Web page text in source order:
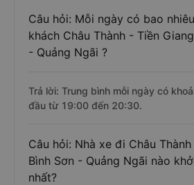
Câu hỏi: Mỗi ngày có bao
khách Châu Thành - Tiền
- Quảng Ngãi ?
Trả lời: Trung bình mỗi ngày có
đầu từ 19:00 đến 20:30.
Câu hỏi: Nhà xe đi Châu
Bình Sơn - Quảng Ngãi nào
nhất?